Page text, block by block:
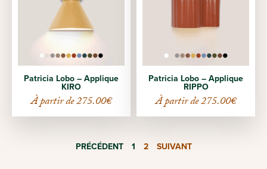
Patricia Lobo – Applique
KIRO
À partir de275.00€
Patricia Lobo – Applique
RIPPO
À partir de275.00€
PRÉCÉDENT 1 2 SUIVANT